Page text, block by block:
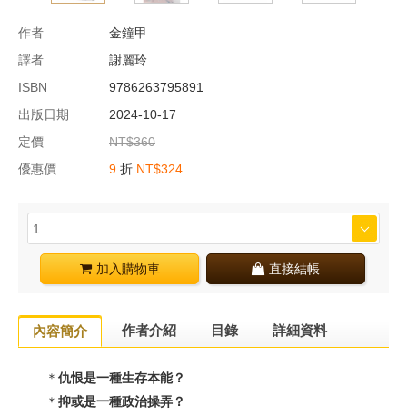
作者
金鐘甲
譯者
謝麗玲
ISBN
9786263795891
出版日期
2024-10-17
定價
NT$360
優惠價
9 折 NT$324
加入購物車 直接結帳
內容簡介 作者介紹 目錄 詳細資料
＊ 仇恨是一種生存本能？
＊ 抑或是一種政治操弄？